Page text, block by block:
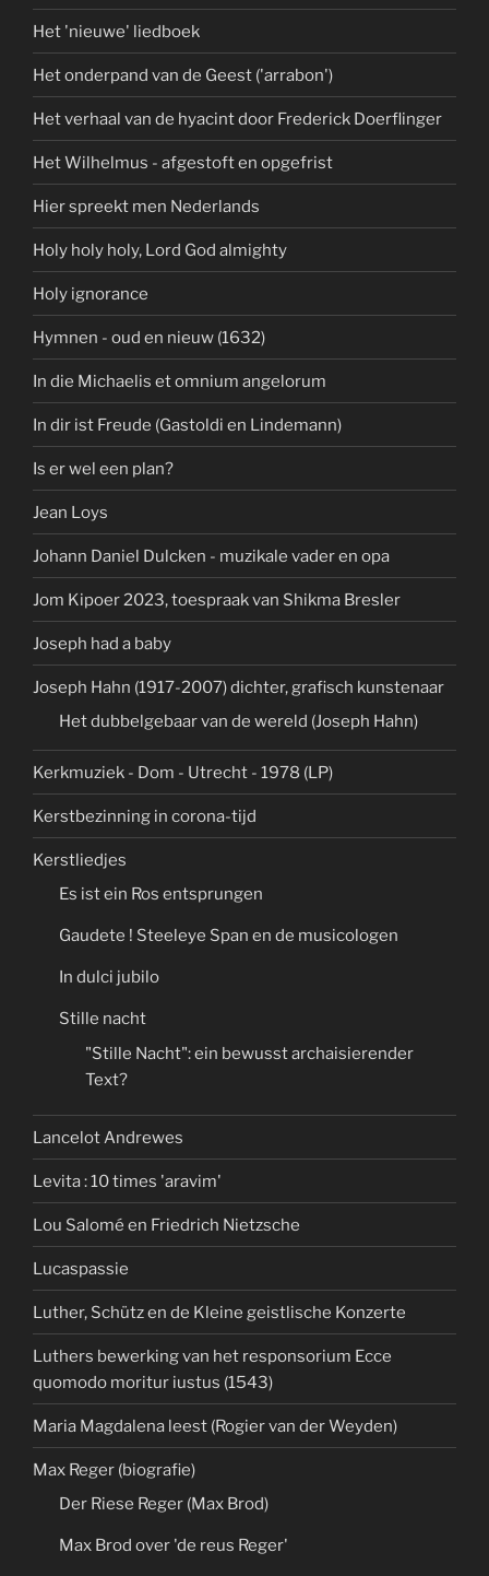
Het 'nieuwe' liedboek
Het onderpand van de Geest ('arrabon')
Het verhaal van de hyacint door Frederick Doerflinger
Het Wilhelmus - afgestoft en opgefrist
Hier spreekt men Nederlands
Holy holy holy, Lord God almighty
Holy ignorance
Hymnen - oud en nieuw (1632)
In die Michaelis et omnium angelorum
In dir ist Freude (Gastoldi en Lindemann)
Is er wel een plan?
Jean Loys
Johann Daniel Dulcken - muzikale vader en opa
Jom Kipoer 2023, toespraak van Shikma Bresler
Joseph had a baby
Joseph Hahn (1917-2007) dichter, grafisch kunstenaar
Het dubbelgebaar van de wereld (Joseph Hahn)
Kerkmuziek - Dom - Utrecht - 1978 (LP)
Kerstbezinning in corona-tijd
Kerstliedjes
Es ist ein Ros entsprungen
Gaudete ! Steeleye Span en de musicologen
In dulci jubilo
Stille nacht
"Stille Nacht": ein bewusst archaisierender
Text?
Lancelot Andrewes
Levita : 10 times 'aravim'
Lou Salomé en Friedrich Nietzsche
Lucaspassie
Luther, Schütz en de Kleine geistlische Konzerte
Luthers bewerking van het responsorium Ecce
quomodo moritur iustus (1543)
Maria Magdalena leest (Rogier van der Weyden)
Max Reger (biografie)
Der Riese Reger (Max Brod)
Max Brod over 'de reus Reger'